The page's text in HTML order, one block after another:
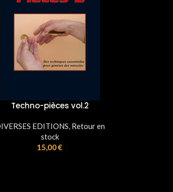
Pièce crochetée
16,00€